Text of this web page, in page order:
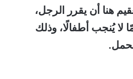
هنا أن يقرر الرجل،
لا يُنجب أطفالًا، وذلك